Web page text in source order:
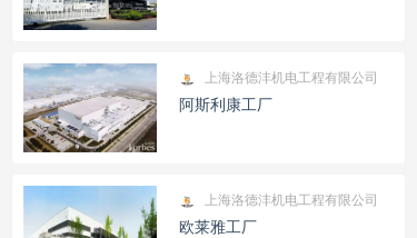
上海洛德沣机电工程有限公司
阿斯利康工厂
上海洛德沣机电工程有限公司
欧莱雅工厂